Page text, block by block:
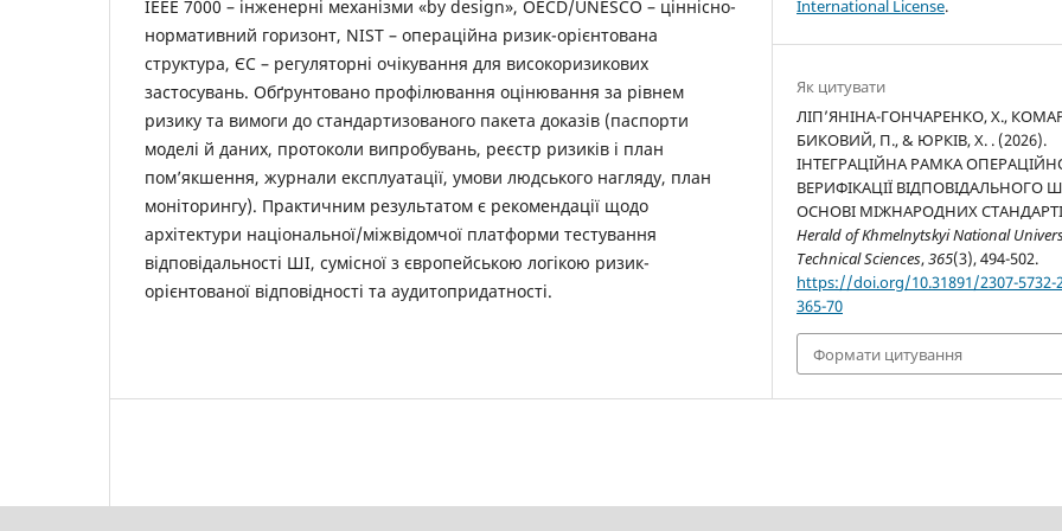
IEEE 7000 – інженерні механізми «by design», OECD/UNESCO – ціннісно-
нормативний горизонт, NIST – операційна ризик-орієнтована
структура, ЄС – регуляторні очікування для високоризикових
застосувань. Обґрунтовано профілювання оцінювання за рівнем
ризику та вимоги до стандартизованого пакета доказів (паспорти
моделі й даних, протоколи випробувань, реєстр ризиків і план
пом’якшення, журнали експлуатації, умови людського нагляду, план
моніторингу). Практичним результатом є рекомендації щодо
архітектури національної/міжвідомчої платформи тестування
відповідальності ШІ, сумісної з європейською логікою ризик-
орієнтованої відповідності та аудитопридатності.
International License.
Як цитувати
ЛІП’ЯНІНА-ГОНЧАРЕНКО, Х.,
БИКОВИЙ, П., & ЮРКІВ, Х. . (2026).
ІНТЕГРАЦІЙНА РАМКА
ВЕРИФІКАЦІЇ ВІДПОВІДАЛЬНОГО
ОСНОВІ МІЖНАРОДНИХ
Herald of Khmelnytskyi National
Technical Sciences,365(3), 494-502.
https://doi.org/10.31891/2307-5732-
365-70
Формати цитування